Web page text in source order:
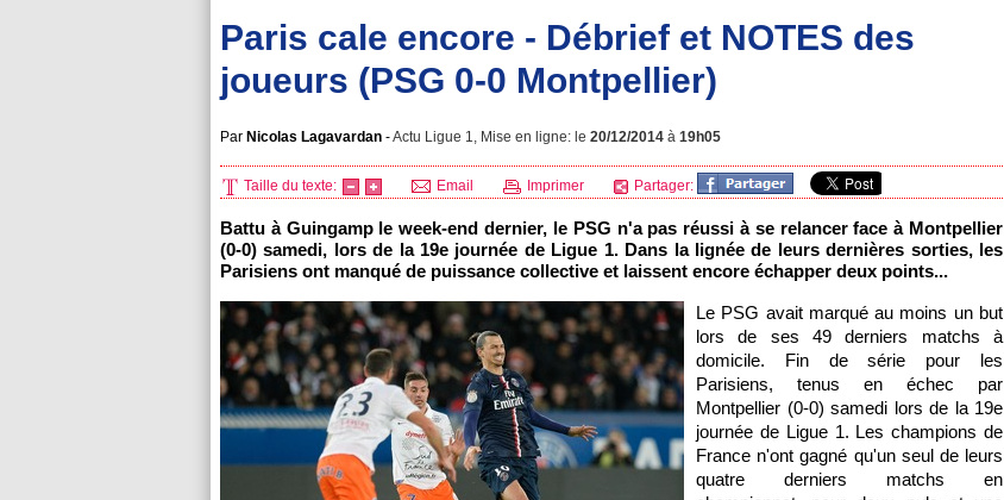
Paris cale encore - Débrief et NOTES des
joueurs (PSG 0-0 Montpellier)
Par Nicolas Lagavardan -Actu Ligue 1, Mise en ligne: le 20/12/2014 à 19h05
Taille du texte: Email Imprimer Partager:
Battu à Guingamp le week-end dernier, le PSG n'a pas réussi à se relancer face à Montpellier
(0-0) samedi, lors de la 19e journée de Ligue 1. Dans la lignée de leurs dernières sorties, les
Parisiens ont manqué de puissance collective et laissent encore échapper deux points...
Le PSG avait marqué au moins un but
lors de ses 49 derniers matchs à
domicile. Fin de série pour les
Parisiens, tenus en échec par
Montpellier (0-0) samedi lors de la 19e
journée de Ligue 1. Les champions de
France n'ont gagné qu'un seul de leurs
quatre derniers matchs en